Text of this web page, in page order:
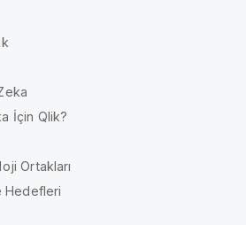
İçin Qlik?
Ortakları
Hedefleri